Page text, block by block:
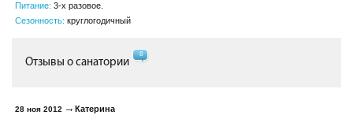
Питание: 3-х разовое.
Сезонность: круглогодичный
Отзывы о санатории
8
28 ноя 2012
Катерина